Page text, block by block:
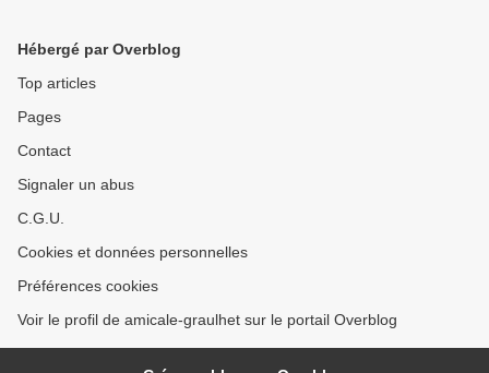
Hébergé par Overblog
Top articles
Pages
Contact
Signaler un abus
C.G.U.
Cookies et données personnelles
Préférences cookies
Voir le profil de amicale-graulhet sur le portail Overblog